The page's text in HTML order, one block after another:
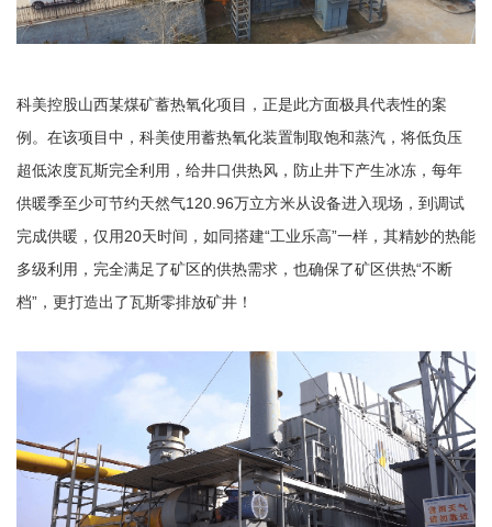
科美控股山西某煤矿蓄热氧化项目，正是此方面极具代表性的案
例。在该项目中，科美使用蓄热氧化装置制取饱和蒸汽，将低负压
超低浓度瓦斯完全利用，给井口供热风，防止井下产生冰冻，每年
供暖季至少可节约天然气120.96万立方米从设备进入现场，到调试
完成供暖，仅用20天时间，如同搭建“工业乐高”一样，其精妙的热能
多级利用，完全满足了矿区的供热需求，也确保了矿区供热“不断
档”，更打造出了瓦斯零排放矿井！